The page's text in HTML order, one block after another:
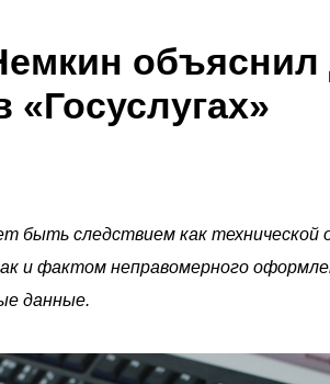
«Госуслугах»
быть следствием как технической
и фактом неправомерного
данные.